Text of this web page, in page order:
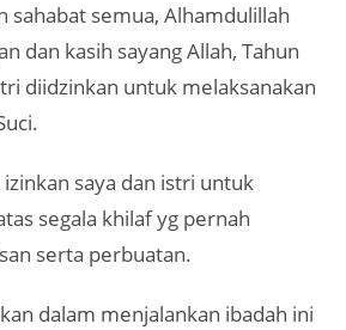
sahabat semua, Alhamdulillah
dan kasih sayang Allah, Tahun
diidzinkan untuk melaksanakan
saya dan istri untuk
segala khilaf yg pernah
serta perbuatan.
dalam menjalankan ibadah ini